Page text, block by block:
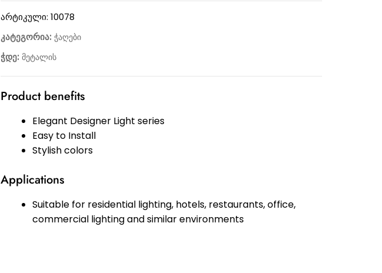
არტიკული: 10078
კატეგორია: ჭაღები
ჭდე: მეტალის
Product benefits
Elegant Designer Light series
Easy to Install
Stylish colors
Applications
Suitable for residential lighting, hotels, restaurants, office,
commercial lighting and similar environments